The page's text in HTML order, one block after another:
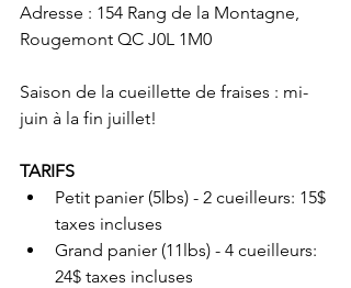
Adresse : 154 Rang de la Montagne,
Rougemont QC J0L 1M0
Saison de la cueillette de fraises : mi-
juin à la fin juillet!
TARIFS
Petit panier (5lbs) - 2 cueilleurs: 15$
taxes incluses
Grand panier (11lbs) - 4 cueilleurs:
24$ taxes incluses